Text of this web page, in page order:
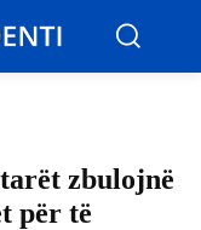
zbulojnë
për të